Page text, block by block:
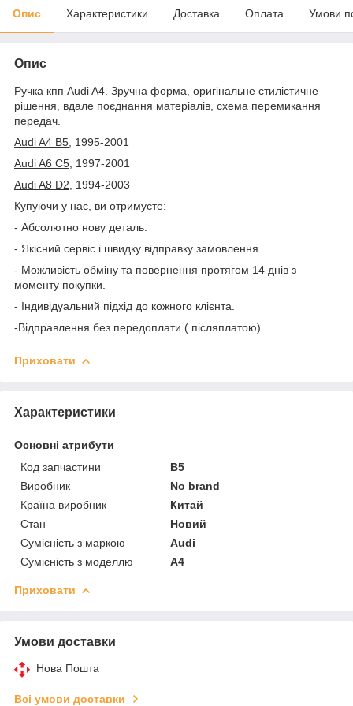
Опис Характеристики Доставка Оплата Умови
Опис
Ручка кпп Audi A4. Зручна форма, оригінальне стилістичне
рішення, вдале поєднання матеріалів, схема перемикання
передач.
Audi A4 B5 , 1995-2001
Audi A6 C5 , 1997-2001
Audi A8 D2 , 1994-2003
Купуючи у нас, ви отримуєте:
- Абсолютно нову деталь.
- Якісний сервіс і швидку відправку замовлення.
- Можливість обміну та повернення протягом 14 днів з
моменту покупки.
- Індивідуальний підхід до кожного клієнта.
-Відправлення без передоплати ( післяплатою)
Приховати
Характеристики
Основні атрибути
Код запчастини
B5
Виробник
No brand
Країна виробник
Китай
Стан
Новий
Сумісність з маркою
Audi
Сумісність з моделлю
A4
Приховати
Умови доставки
Нова Пошта
Всі умови доставки